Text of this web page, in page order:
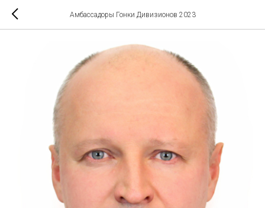
Амбассадоры Гонки Дивизионов 2023